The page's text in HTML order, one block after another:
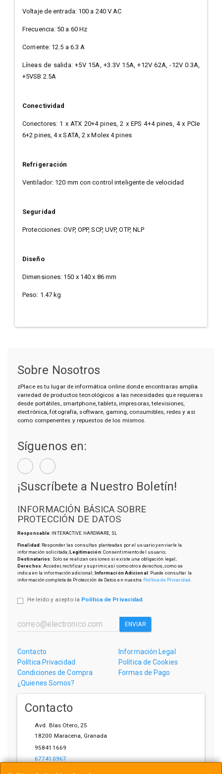
Voltaje de entrada: 100 a 240 V AC
Frecuencia: 50 a 60 Hz
Corriente: 12.5 a 6.3 A
Líneas de salida: +5V 15A, +3.3V 15A, +12V 62A, -12V 0.3A,
+5VSB 2.5A
Conectividad
Conectores: 1 x ATX 20+4 pines, 2 x EPS 4+4 pines, 4 x PCIe
6+2 pines, 4 x SATA, 2 x Molex 4 pines
Refrigeración
Ventilador: 120 mm con control inteligente de velocidad
Seguridad
Protecciones: OVP, OPP, SCP, UVP, OTP, NLP
Diseño
Dimensiones: 150 x 140 x 86 mm
Peso: 1.47 kg
Sobre Nosotros
zPlace es tu lugar de informática online donde encontraras amplia
variedad de productos tecnológicos a las necesidades que requieras
desde portátiles, smartphone, tablets, impresoras, televisiones,
electrónica, fotografía, software, gaming, consumibles, redes y asi
como compenentes y repuestos de los mismos.
Síguenos en:
¡Suscríbete a Nuestro Boletín!
INFORMACIÓN BÁSICA SOBRE
PROTECCIÓN DE DATOS
Responsable: INTERACTIVE HARDWARE, SL
Finalidad: Responder las consultas planteadas por el usuario y enviarle la
información solicitada;Legitimación: Consentimiento del usuario;
Destinatarios: Solo se realizan cesiones si existe una obligación legal;
Derechos: Acceder, rectificar y suprimir, así como otros derechos, como se
indica en la información adicional; Información Adicional: Puede consultar la
información completa de Protección de Datos en nuestra Política de Privacidad
He leído y acepto la Política de Privacidad.
ENVIAR
Contacto
Información Legal
Política Privacidad
Política de Cookies
Condiciones de Compra
Formas de Pago
¿Quienes Somos?
Contacto
Avd. Blas Otero, 25
18200 Maracena, Granada
958411669
677410967